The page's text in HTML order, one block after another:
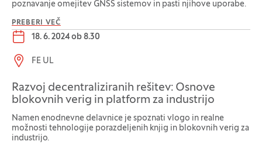
poznavanje omejitev GNSS sistemov in pasti njihove uporabe.
PREBERI VEČ
Datum dogodka:
18. 6. 2024 ob 8.30
Lokacija dogodka:
FE UL
Razvoj decentraliziranih rešitev: Osnove
blokovnih verig in platform za industrijo
Namen enodnevne delavnice je spoznati vlogo in realne
možnosti tehnologije porazdeljenih knjig in blokovnih verig za
industrijo.